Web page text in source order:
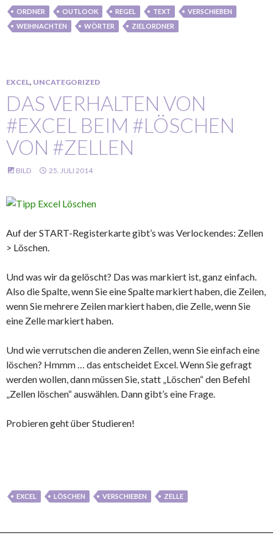
ORDNER OUTLOOK REGEL TEXT
VERSCHIEBEN
WEIHNACHTEN
WÖRTER ZIELORDNER
EXCEL, UNCATEGORIZED
DAS VERHALTEN VON
#EXCEL BEIM #LÖSCHEN
VON #ZELLEN
BILD 25. JULI 2014
Auf der START-Registerkarte gibt’s was Verlockendes: Zellen
> Löschen.
Und was wir da gelöscht? Das was markiert ist, ganz einfach.
Also die Spalte, wenn Sie eine Spalte markiert haben, die Zeilen,
wenn Sie mehrere Zeilen markiert haben, die Zelle, wenn Sie
eine Zelle markiert haben.
Und wie verrutschen die anderen Zellen, wenn Sie einfach eine
löschen? Hmmm … das entscheidet Excel. Wenn Sie gefragt
werden wollen, dann müssen Sie, statt „Löschen“ den Befehl
„Zellen löschen“ auswählen. Dann gibt’s eine Frage.
Probieren geht über Studieren!
EXCEL LÖSCHEN VERSCHIEBEN ZELLE